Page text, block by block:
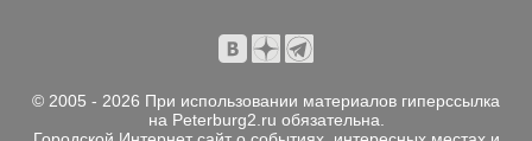
© 2005 - 2026 При использовании материалов гиперссылка
на Peterburg2.ru обязательна.